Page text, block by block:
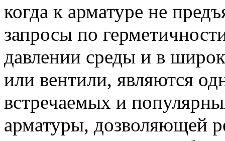
когда к арматуре не
запросы по
давлении среды и в
или вентили, являются
встречаемых и
арматуры, дозволяющей